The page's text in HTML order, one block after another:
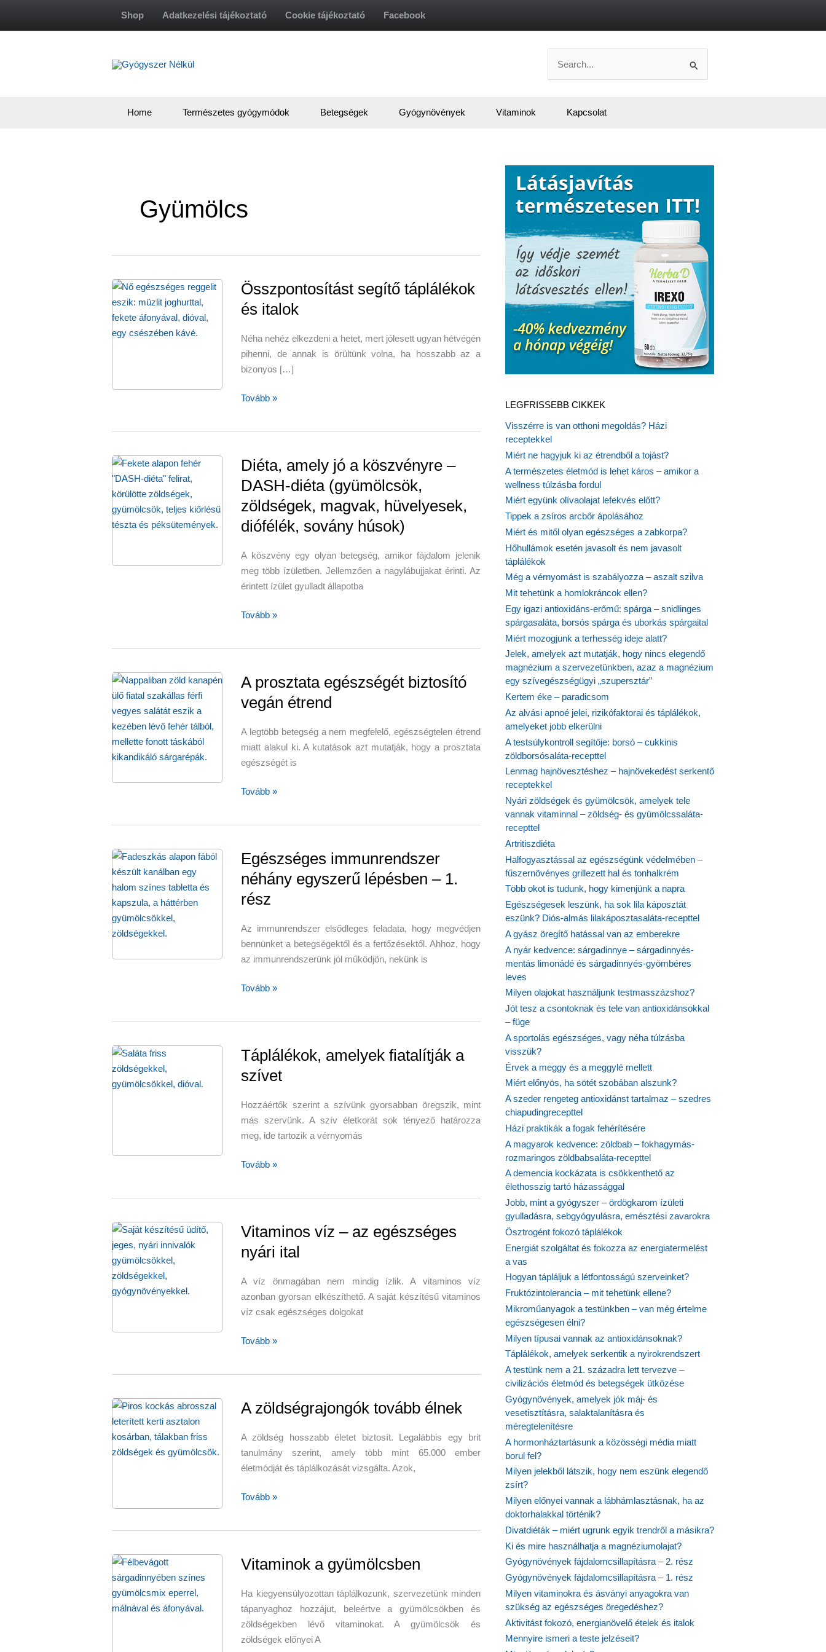
Shop Adatkezelési tájékoztató Cookie tájékoztató Facebook
for:
Home Természetes gyógymódok Betegségek Gyógynövények Vitaminok Kapcsolat
Gyümölcs
Összpontosítást segítő táplálékok
és italok
Néha nehéz elkezdeni a hetet, mert jólesett ugyan hétvégén
pihenni, de annak is örültünk volna, ha hosszabb az a
bizonyos […]
Összpontosítást
italok
Tovább »
Diéta, amely jó a köszvényre –
DASH-diéta (gyümölcsök,
zöldségek, magvak, hüvelyesek,
diófélék, sovány húsok)
A köszvény egy olyan betegség, amikor fájdalom jelenik
meg több ízületben. Jellemzően a nagylábujjakat érinti. Az
érintett ízület gyulladt állapotba
Diéta,
köszvényre
–
DASH-
(gyümölcsök,
zöldségek,
magvak,
Tovább »
A prosztata egészségét biztosító
vegán étrend
A legtöbb betegség a nem megfelelő, egészségtelen étrend
miatt alakul ki. A kutatások azt mutatják, hogy a prosztata
egészségét is
A
vegán
étrend
Tovább »
Egészséges immunrendszer
néhány egyszerű lépésben – 1.
rész
Az immunrendszer elsődleges feladata, hogy megvédjen
bennünket a betegségektől és a fertőzésektől. Ahhoz, hogy
az immunrendszerünk jól működjön, nekünk is
Egészséges
lépésben
–
1.
Tovább »
Táplálékok, amelyek fiatalítják a
szívet
Hozzáértők szerint a szívünk gyorsabban öregszik, mint
más szervünk. A szív életkorát sok tényező határozza
meg, ide tartozik a vérnyomás
Táplálékok,
szívet
Tovább »
Vitaminos víz – az egészséges
nyári ital
A víz önmagában nem mindig ízlik. A vitaminos víz
azonban gyorsan elkészíthető. A saját készítésű vitaminos
víz csak egészséges dolgokat
Vitaminos
egészséges
nyári
ital
Tovább »
A zöldségrajongók tovább élnek
A zöldség hosszabb életet biztosít. Legalábbis egy brit
tanulmány szerint, amely több mint 65.000 ember
életmódját és táplálkozását vizsgálta. Azok,
A
Tovább »
Vitaminok a gyümölcsben
Ha kiegyensúlyozottan táplálkozunk, szervezetünk minden
tápanyaghoz hozzájut, beleértve a gyümölcsökben és
zöldségekben lévő vitaminokat. A gyümölcsök és
zöldségek előnyei A
LEGFRISSEBB CIKKEK
Visszérre is van otthoni megoldás? Házi
receptekkel
Miért ne hagyjuk ki az étrendből a tojást?
A természetes életmód is lehet káros – amikor a
wellness túlzásba fordul
Miért együnk olívaolajat lefekvés előtt?
Tippek a zsíros arcbőr ápolásához
Miért és mitől olyan egészséges a zabkorpa?
Hőhullámok esetén javasolt és nem javasolt
táplálékok
Még a vérnyomást is szabályozza – aszalt szilva
Mit tehetünk a homlokráncok ellen?
Egy igazi antioxidáns-erőmű: spárga – snidlinges
spárgasaláta, borsós spárga és uborkás spárgaital
Miért mozogjunk a terhesség ideje alatt?
Jelek, amelyek azt mutatják, hogy nincs elegendő
magnézium a szervezetünkben, azaz a magnézium
egy szívegészségügyi „szupersztár”
Kertem éke – paradicsom
Az alvási apnoé jelei, rizikófaktorai és táplálékok,
amelyeket jobb elkerülni
A testsúlykontroll segítője: borsó – cukkinis
zöldborsósaláta-recepttel
Lenmag hajnövesztéshez – hajnövekedést serkentő
receptekkel
Nyári zöldségek és gyümölcsök, amelyek tele
vannak vitaminnal – zöldség- és gyümölcssaláta-
recepttel
Artritiszdiéta
Halfogyasztással az egészségünk védelmében –
fűszernövényes grillezett hal és tonhalkrém
Több okot is tudunk, hogy kimenjünk a napra
Egészségesek leszünk, ha sok lila káposztát
eszünk? Diós-almás lilakáposztasaláta-recepttel
A gyász öregítő hatással van az emberekre
A nyár kedvence: sárgadinnye – sárgadinnyés-
mentás limonádé és sárgadinnyés-gyömbéres
leves
Milyen olajokat használjunk testmasszázshoz?
Jót tesz a csontoknak és tele van antioxidánsokkal
– füge
A sportolás egészséges, vagy néha túlzásba
visszük?
Érvek a meggy és a meggylé mellett
Miért előnyös, ha sötét szobában alszunk?
A szeder rengeteg antioxidánst tartalmaz – szedres
chiapudingrecepttel
Házi praktikák a fogak fehérítésére
A magyarok kedvence: zöldbab – fokhagymás-
rozmaringos zöldbabsaláta-recepttel
A demencia kockázata is csökkenthető az
élethosszig tartó házassággal
Jobb, mint a gyógyszer – ördögkarom ízületi
gyulladásra, sebgyógyulásra, emésztési zavarokra
Ösztrogént fokozó táplálékok
Energiát szolgáltat és fokozza az energiatermelést
a vas
Hogyan tápláljuk a létfontosságú szerveinket?
Fruktózintolerancia – mit tehetünk ellene?
Mikroműanyagok a testünkben – van még értelme
egészségesen élni?
Milyen típusai vannak az antioxidánsoknak?
Táplálékok, amelyek serkentik a nyirokrendszert
A testünk nem a 21. századra lett tervezve –
civilizációs életmód és betegségek ütközése
Gyógynövények, amelyek jók máj- és
vesetisztításra, salaktalanításra és
méregtelenítésre
A hormonháztartásunk a közösségi média miatt
borul fel?
Milyen jelekből látszik, hogy nem eszünk elegendő
zsírt?
Milyen előnyei vannak a lábhámlasztásnak, ha az
doktorhalakkal történik?
Divatdiéták – miért ugrunk egyik trendről a másikra?
Ki és mire használhatja a magnéziumolajat?
Gyógynövények fájdalomcsillapításra – 2. rész
Gyógynövények fájdalomcsillapításra – 1. rész
Milyen vitaminokra és ásványi anyagokra van
szükség az egészséges öregedéshez?
Aktivitást fokozó, energianövelő ételek és italok
Mennyire ismeri a teste jelzéseit?